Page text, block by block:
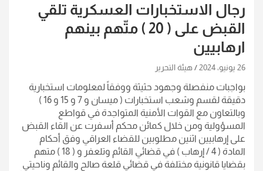
رجال الاستخبارات العسكرية تلقي
القبض على ( 20 ) متّهم بينهم
ارهابيين
26 يونيو، 2024 هيئة التحرير
بواجبات منفصلة وجهود حثيثة ووفقاً لمعلومات استخبارية
دقيقة لقسم وشعب استخبارات ( ميسان و 7 و 15 و 16 )
وبالتعاون مع القوات الأمنية المتواجدة في قواطع
المسؤولية ومن خلال كمائن محكم أسفرت عن القاء القبض
على إرهابيين اثنين مطلوبين للقضاء العراقي وفق أحكام
المادة ( 4 / إرهاب ) في قضائي القائم وتلعفر و ( 18 ) متهم
بقضايا قانونية مختلفة في قضائي قلعة صالح والقائم وناحيتي